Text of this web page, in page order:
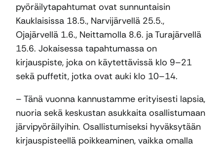
pyöräilytapahtumat ovat sunnuntaisin
Kauklaisissa 18.5., Narvijärvellä 25.5.,
Ojajärvellä 1.6., Neittamolla 8.6. ja Turajärvellä
15.6. Jokaisessa tapahtumassa on
kirjauspiste, joka on käytettävissä klo 9–21
sekä puffetit, jotka ovat auki klo 10–14.
– Tänä vuonna kannustamme erityisesti lapsia,
nuoria sekä keskustan asukkaita osallistumaan
järvipyöräilyihin. Osallistumiseksi hyväksytään
kirjauspisteellä poikkeaminen, vaikka omalla